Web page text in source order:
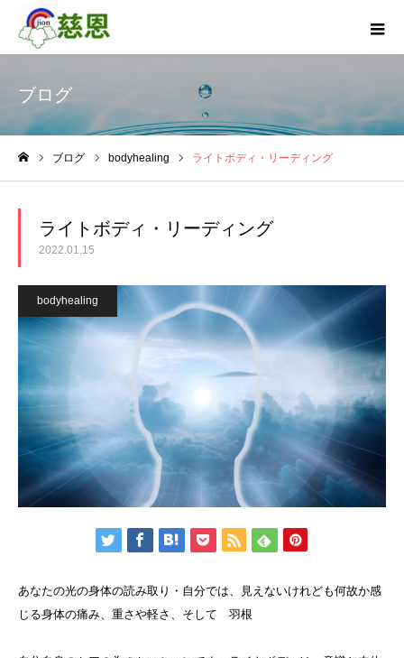
ブログ
ブログ bodyhealing ライトボディ・リーディング
ライトボディ・リーディング
2022.01.15
bodyhealing
あなたの光の身体の読み取り・自分では、見えないけれども何故か感
じる身体の痛み、重さや軽さ、そして 羽根